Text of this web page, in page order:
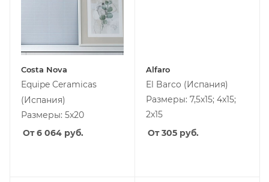
Costa Nova
Equipe Ceramicas
(Испания)
Размеры: 5x20
От 6 064 руб.
Alfaro
El Barco (Испания)
Размеры: 7,5x15; 4x15;
2x15
От 305 руб.